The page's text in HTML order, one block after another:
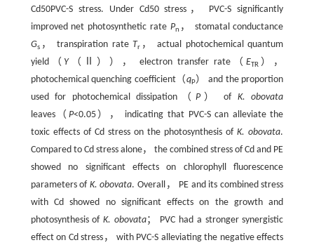
Cd50PVC-S stress. Under Cd50 stress， PVC-S significantly
improved net photosynthetic rate Pn ， stomatal conductance
Gs， transpiration rate Tr ， actual photochemical quantum
yield（ Y（Ⅱ））， electron transfer rate（ ETR），
photochemical quenching coefficient（qP） and the proportion
used for photochemical dissipation（ P） of K. obovata
leaves（ P<0.05）， indicating that PVC-S can alleviate the
toxic effects of Cd stress on the photosynthesis ofK. obovata.
Compared to Cd stress alone， the combined stress of Cd and PE
showed no significant effects on chlorophyll fluorescence
parameters of K. obovata. Overall， PE and its combined stress
with Cd showed no significant effects on the growth and
photosynthesis ofK. obovata； PVC had a stronger synergistic
effect on Cd stress， with PVC-S alleviating the negative effects